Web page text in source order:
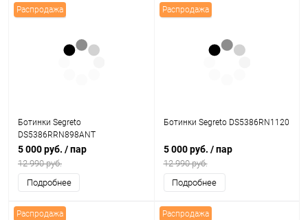
Распродажа
Ботинки Segreto
DS5386RRN898ANT
5 000 руб. / пар
12 990 руб.
Подробнее
Распродажа
Ботинки Segreto DS5386RN1120
5 000 руб. / пар
12 990 руб.
Подробнее
Распродажа
Распродажа